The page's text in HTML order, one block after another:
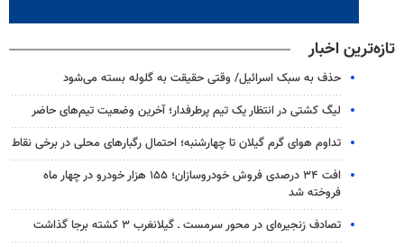
تازه‌ترین اخبار
حذف به سبک اسرائیل/ وقتی حقیقت به گلوله بسته می‌شود
لیگ کشتی در انتظار یک تیم پرطرفدار؛ آخرین وضعیت تیم‌های حاضر
تداوم هوای گرم گیلان تا چهارشنبه؛ احتمال رگبارهای محلی در برخی نقاط
افت ۳۴ درصدی فروش خودروسازان؛ ۱۵۵ هزار خودرو در چهار ماه
فروخته شد
تصادف زنجیره‌ای در محور سرمست ـ گیلانغرب ۳ کشته برجا گذاشت